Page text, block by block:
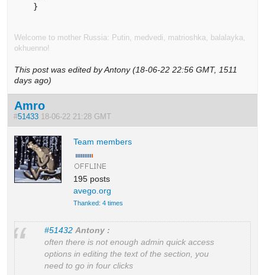
}
Welcome to mother Russia: Putin, medvedi, matrioshka, balalayka,
okhuenno!
This post was edited by Antony (18-06-22 22:56 GMT, 1511
days ago)
Amro
#51433 18-06-22 21:28 GMT
Team members
195 posts
avego.org
Thanked: 4 times
#51432 Antony :
often there is not enough admin quick access
options in editing the text of the section, you
need to go in four clicks